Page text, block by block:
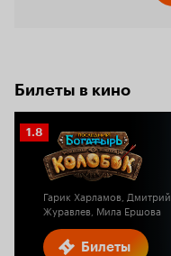
Билеты в кино
Билеты
Рейтинг
Кинопоиска
1.8
Гарик Харламов, Дмитрий
Журавлев, Мила Ершова